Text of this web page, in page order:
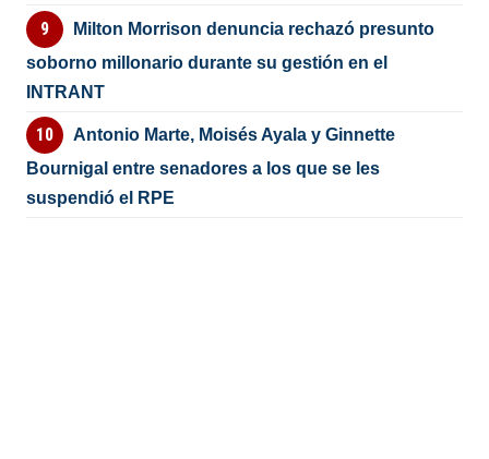
Milton Morrison denuncia rechazó presunto
soborno millonario durante su gestión en el
INTRANT
Antonio Marte, Moisés Ayala y Ginnette
Bournigal entre senadores a los que se les
suspendió el RPE